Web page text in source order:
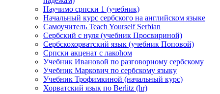
Научимо српски 1 (учебник)
Начальный курс сербского на английском языке
Самоучитель Teach Yourself Serbian
Сербский с нуля (учебник Просвириной)
Сербскохорватский язык (учебник Поповой)
Српски акценат с лакоћом
Учебник Ивановой по разговорному сербскому
Учебник Маркович по сербскому языку
Учебник Трофимкиной (начальный курс)
Хорватский язык по Berlitz (hr)